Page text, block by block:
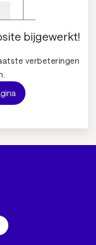
bijgewerkt!
verbeteringen